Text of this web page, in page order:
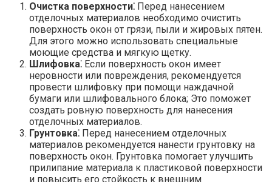
Очистка поверхности⁚ Перед нанесением
отделочных материалов необходимо очистить
поверхность окон от грязи, пыли и жировых пятен.​
Для этого можно использовать специальные
моющие средства и мягкую щетку.​
Шлифовка⁚ Если поверхность окон имеет
неровности или повреждения, рекомендуется
провести шлифовку при помощи наждачной
бумаги или шлифовального блока; Это поможет
создать ровную поверхность для нанесения
отделочных материалов.​
Грунтовка⁚ Перед нанесением отделочных
материалов рекомендуется нанести грунтовку на
поверхность окон.​ Грунтовка помогает улучшить
прилипание материала к пластиковой поверхности
и повысить его стойкость к внешним